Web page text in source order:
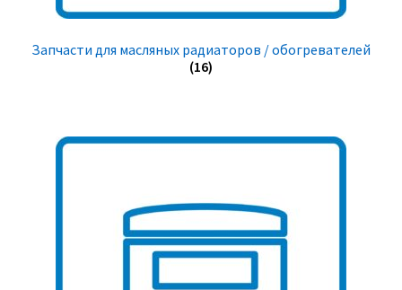
Запчасти для масляных радиаторов / обогревателей
(16)